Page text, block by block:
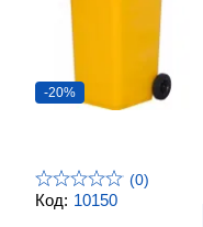
Код: 10150
-20%
(0)